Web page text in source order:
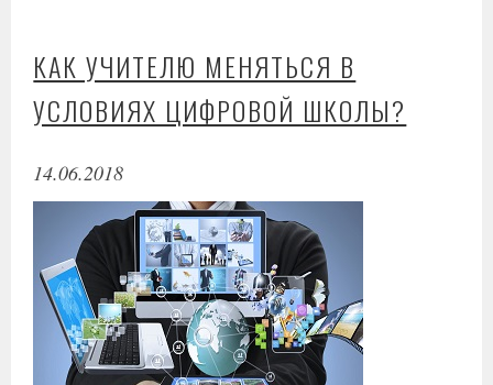
КАК УЧИТЕЛЮ МЕНЯТЬСЯ В
УСЛОВИЯХ ЦИФРОВОЙ ШКОЛЫ?
14.06.2018